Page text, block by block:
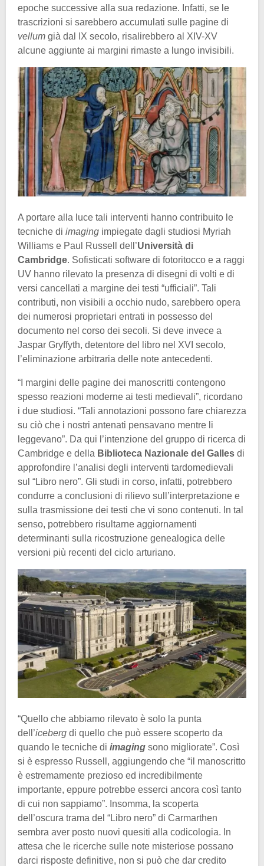
epoche successive alla sua redazione. Infatti, se le
trascrizioni si sarebbero accumulati sulle pagine di
vellum già dal IX secolo, risalirebbero al XIV-XV
alcune aggiunte ai margini rimaste a lungo invisibili.
A portare alla luce tali interventi hanno contribuito le
tecniche di imaging impiegate dagli studiosi Myriah
Williams e Paul Russell dell’Università di
Cambridge. Sofisticati software di fotoritocco e a raggi
UV hanno rilevato la presenza di disegni di volti e di
versi cancellati a margine dei testi “ufficiali”. Tali
contributi, non visibili a occhio nudo, sarebbero opera
dei numerosi proprietari entrati in possesso del
documento nel corso dei secoli. Si deve invece a
Jaspar Gryffyth, detentore del libro nel XVI secolo,
l’eliminazione arbitraria delle note antecedenti.
“I margini delle pagine dei manoscritti contengono
spesso reazioni moderne ai testi medievali”, ricordano
i due studiosi. “Tali annotazioni possono fare chiarezza
su ciò che i nostri antenati pensavano mentre li
leggevano”. Da qui l’intenzione del gruppo di ricerca di
Cambridge e della Biblioteca Nazionale del Galles di
approfondire l’analisi degli interventi tardomedievali
sul “Libro nero”. Gli studi in corso, infatti, potrebbero
condurre a conclusioni di rilievo sull’interpretazione e
sulla trasmissione dei testi che vi sono contenuti. In tal
senso, potrebbero risultarne aggiornamenti
determinanti sulla ricostruzione genealogica delle
versioni più recenti del ciclo arturiano.
“Quello che abbiamo rilevato è solo la punta
dell’iceberg di quello che può essere scoperto da
quando le tecniche di imaging sono migliorate”. Così
si è espresso Russell, aggiungendo che “il manoscritto
è estremamente prezioso ed incredibilmente
importante, eppure potrebbe esserci ancora così tanto
di cui non sappiamo”. Insomma, la scoperta
dell’oscura trama del “Libro nero” di Carmarthen
sembra aver posto nuovi quesiti alla codicologia. In
attesa che le ricerche sulle note misteriose possano
darci risposte definitive, non si può che dar credito